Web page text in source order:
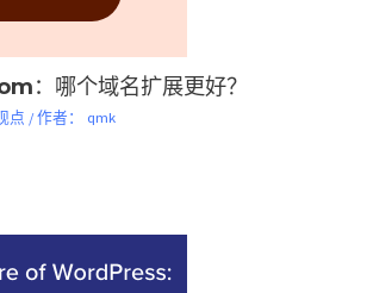
：哪个域名扩展更好？
点 / 作者： qmk